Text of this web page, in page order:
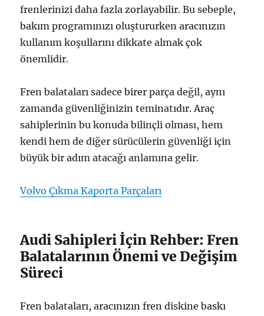
frenlerinizi daha fazla zorlayabilir. Bu sebeple,
bakım programınızı oluştururken aracınızın
kullanım koşullarını dikkate almak çok
önemlidir.
Fren balataları sadece birer parça değil, aynı
zamanda güvenliğinizin teminatıdır. Araç
sahiplerinin bu konuda bilinçli olması, hem
kendi hem de diğer sürücülerin güvenliği için
büyük bir adım atacağı anlamına gelir.
Volvo Çıkma Kaporta Parçaları
Audi Sahipleri İçin Rehber: Fren
Balatalarının Önemi ve Değişim
Süreci
Fren balataları, aracınızın fren diskine baskı